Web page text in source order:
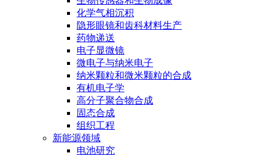
化学气相沉积
隐形眼镜和齿科材料生产
药物递送
电子显微镜
微电子与纳米电子
纳米颗粒和微米颗粒的合成
有机电子学
高分子聚合物合成
固态合成
组织工程
新能源领域
电池研究